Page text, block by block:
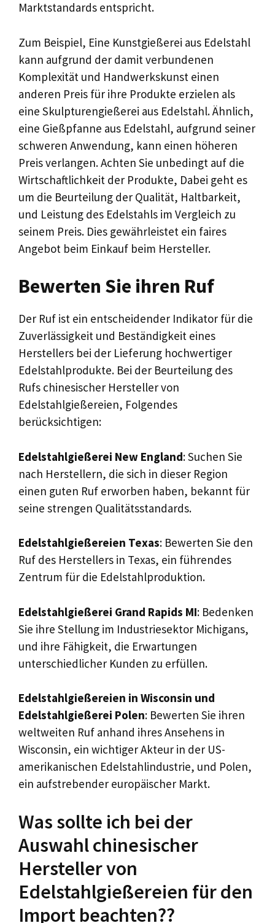
Marktstandards entspricht.
Zum Beispiel, Eine Kunstgießerei aus Edelstahl
kann aufgrund der damit verbundenen
Komplexität und Handwerkskunst einen
anderen Preis für ihre Produkte erzielen als
eine Skulpturengießerei aus Edelstahl. Ähnlich,
eine Gießpfanne aus Edelstahl, aufgrund seiner
schweren Anwendung, kann einen höheren
Preis verlangen. Achten Sie unbedingt auf die
Wirtschaftlichkeit der Produkte, Dabei geht es
um die Beurteilung der Qualität, Haltbarkeit,
und Leistung des Edelstahls im Vergleich zu
seinem Preis. Dies gewährleistet ein faires
Angebot beim Einkauf beim Hersteller.
Bewerten Sie ihren Ruf
Der Ruf ist ein entscheidender Indikator für die
Zuverlässigkeit und Beständigkeit eines
Herstellers bei der Lieferung hochwertiger
Edelstahlprodukte. Bei der Beurteilung des
Rufs chinesischer Hersteller von
Edelstahlgießereien, Folgendes
berücksichtigen:
Edelstahlgießerei New England: Suchen Sie
nach Herstellern, die sich in dieser Region
einen guten Ruf erworben haben, bekannt für
seine strengen Qualitätsstandards.
Edelstahlgießereien Texas: Bewerten Sie den
Ruf des Herstellers in Texas, ein führendes
Zentrum für die Edelstahlproduktion.
Edelstahlgießerei Grand Rapids MI: Bedenken
Sie ihre Stellung im Industriesektor Michigans,
und ihre Fähigkeit, die Erwartungen
unterschiedlicher Kunden zu erfüllen.
Edelstahlgießereien in Wisconsin und
Edelstahlgießerei Polen: Bewerten Sie ihren
weltweiten Ruf anhand ihres Ansehens in
Wisconsin, ein wichtiger Akteur in der US-
amerikanischen Edelstahlindustrie, und Polen,
ein aufstrebender europäischer Markt.
Was sollte ich bei der
Auswahl chinesischer
Hersteller von
Edelstahlgießereien für den
Import beachten??